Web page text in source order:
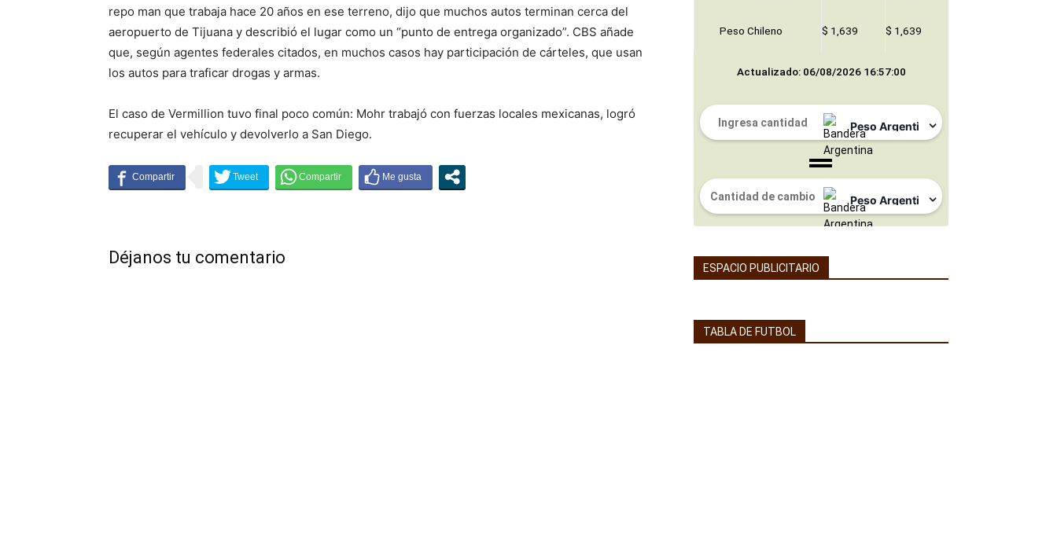
repo man que trabaja hace 20 años en ese terreno, dijo que muchos autos terminan cerca del
aeropuerto de Tijuana y describió el lugar como un “punto de entrega organizado”. CBS añade
que, según agentes federales citados, en muchos casos hay participación de cárteles, que usan
los autos para traficar drogas y armas.
El caso de Vermillion tuvo final poco común: Mohr trabajó con fuerzas locales mexicanas, logró
recuperar el vehículo y devolverlo a San Diego.
Déjanos tu comentario
Peso Chileno $ 1,639 $ 1,639
Actualizado: 06/08/2026 16:57:00
ESPACIO PUBLICITARIO
TABLA DE FUTBOL